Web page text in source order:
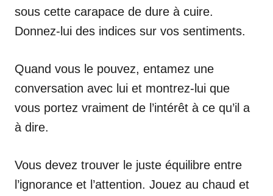
sous cette carapace de dure à cuire.
Donnez-lui des indices sur vos sentiments.
Quand vous le pouvez, entamez une
conversation avec lui et montrez-lui que
vous portez vraiment de l’intérêt à ce qu’il a
à dire.
Vous devez trouver le juste équilibre entre
l’ignorance et l’attention. Jouez au chaud et